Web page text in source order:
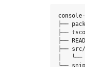
├──
├──
├──
├── src/
│